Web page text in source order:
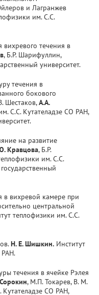
и Лагранжев
им. С.С.
течения в
, Б.Р. Шарифуллин,
университет.
течения в
бокового
Шестаков,А.А.
С.С. Кутателадзе СО РАН,
на развитие
Кравцова, Б.Р.
им. С.С.
в вихревой камере при
центральной
теплофизики им. С.С.
Н. Е. Шишкин. Институт
РАН.
течения в ячейке Рэлея
, М.П. Токарев, В. М.
Кутателадзе СО РАН,